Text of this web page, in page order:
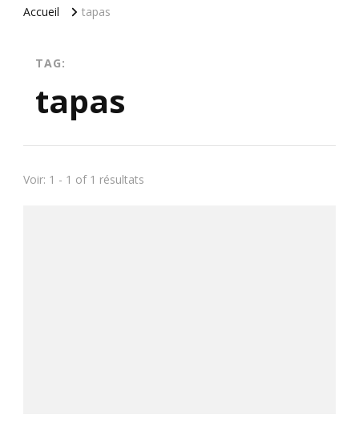
Accueil tapas
TAG:
tapas
Voir: 1 - 1 of 1 résultats